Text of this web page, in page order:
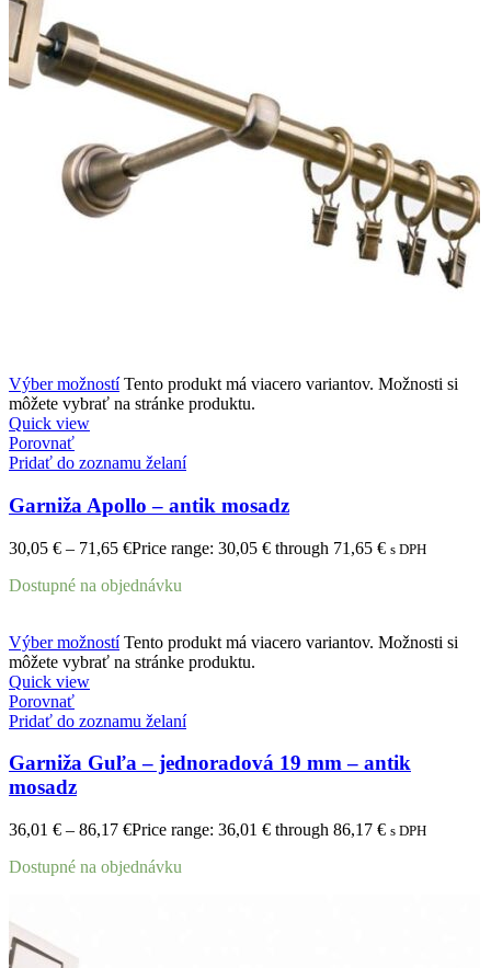
Výber možností Tento produkt má viacero variantov. Možnosti si
môžete vybrať na stránke produktu.
Quick view
Porovnať
Pridať do zoznamu želaní
Garniža Apollo – antik mosadz
30,05 € – 71,65 €Price range: 30,05 € through 71,65 € s DPH
Dostupné na objednávku
Výber možností Tento produkt má viacero variantov. Možnosti si
môžete vybrať na stránke produktu.
Quick view
Porovnať
Pridať do zoznamu želaní
Garniža Guľa – jednoradová 19 mm – antik
mosadz
36,01 € – 86,17 €Price range: 36,01 € through 86,17 € s DPH
Dostupné na objednávku